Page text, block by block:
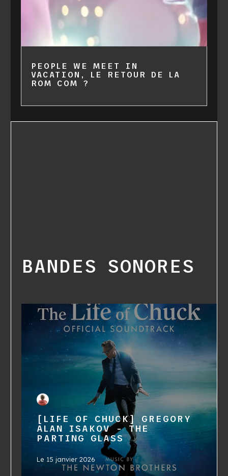
PEOPLE WE MEET IN
VACATION, LE RETOUR DE LA
ROM COM ?
BANDES SONORES
[LIFE OF CHUCK] GREGORY
ALAN ISAKOV - THE
PARTING GLASS
Le 15 janvier 2026